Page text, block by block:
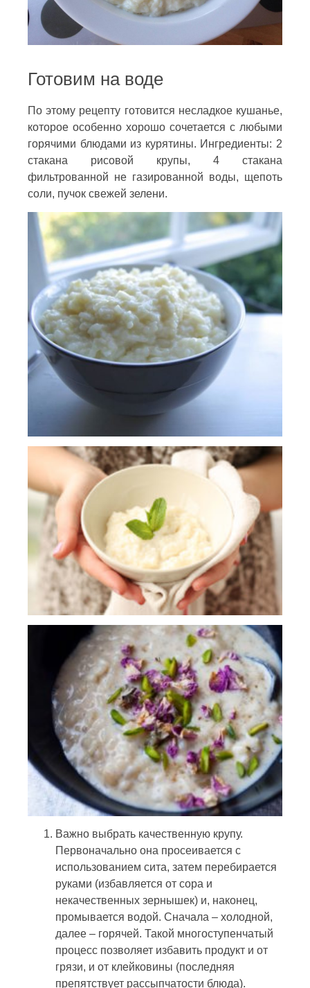
Готовим на воде
По этому рецепту готовится несладкое кушанье,
которое особенно хорошо сочетается с любыми
горячими блюдами из курятины. Ингредиенты: 2
стакана рисовой крупы, 4 стакана
фильтрованной не газированной воды, щепоть
соли, пучок свежей зелени.
Важно выбрать качественную крупу.
Первоначально она просеивается с
использованием сита, затем перебирается
руками (избавляется от сора и
некачественных зернышек) и, наконец,
промывается водой. Сначала – холодной,
далее – горячей. Такой многоступенчатый
процесс позволяет избавить продукт и от
грязи, и от клейковины (последняя
препятствует рассыпчатости блюда).